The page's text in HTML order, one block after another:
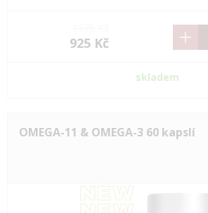
925 Kč
skladem
OMEGA-11 & OMEGA-3 60 kapslí